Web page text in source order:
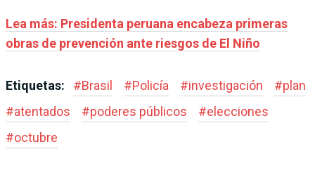
Lea más: Presidenta peruana encabeza primeras
obras de prevención ante riesgos de El Niño
Etiquetas: #Brasil #Policía #investigación #plan
#atentados #poderes públicos #elecciones
#octubre